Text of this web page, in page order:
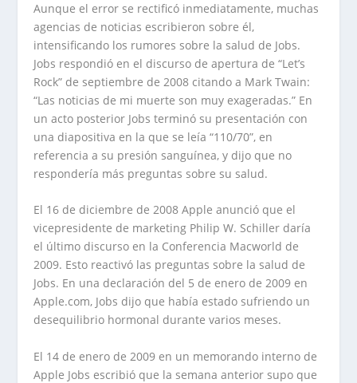
Aunque el error se rectificó inmediatamente, muchas
agencias de noticias escribieron sobre él,
intensificando los rumores sobre la salud de Jobs.
Jobs respondió en el discurso de apertura de “Let’s
Rock” de septiembre de 2008 citando a Mark Twain:
“Las noticias de mi muerte son muy exageradas.” En
un acto posterior Jobs terminó su presentación con
una diapositiva en la que se leía “110/70”, en
referencia a su presión sanguínea, y dijo que no
respondería más preguntas sobre su salud.
El 16 de diciembre de 2008 Apple anunció que el
vicepresidente de marketing Philip W. Schiller daría
el último discurso en la Conferencia Macworld de
2009. Esto reactivó las preguntas sobre la salud de
Jobs. En una declaración del 5 de enero de 2009 en
Apple.com, Jobs dijo que había estado sufriendo un
desequilibrio hormonal durante varios meses.
El 14 de enero de 2009 en un memorando interno de
Apple Jobs escribió que la semana anterior supo que